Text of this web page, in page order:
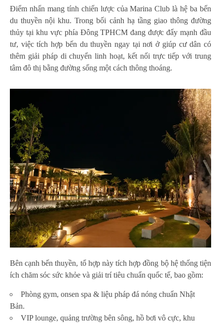
Điểm nhấn mang tính chiến lược của Marina Club là hệ ba bến
du thuyền nội khu. Trong bối cảnh hạ tầng giao thông đường
thủy tại khu vực phía Đông TPHCM đang được đẩy mạnh đầu
tư, việc tích hợp bến du thuyền ngay tại nơi ở giúp cư dân có
thêm giải pháp di chuyển linh hoạt, kết nối trực tiếp với trung
tâm đô thị bằng đường sống một cách thông thoáng.
Bên cạnh bến thuyền, tổ hợp này tích hợp đồng bộ hệ thống tiện
ích chăm sóc sức khỏe và giải trí tiêu chuẩn quốc tế, bao gồm:
Phòng gym, onsen spa & liệu pháp đá nóng chuẩn Nhật
Bản.
VIP lounge, quảng trường bên sông, hồ bơi vô cực, khu